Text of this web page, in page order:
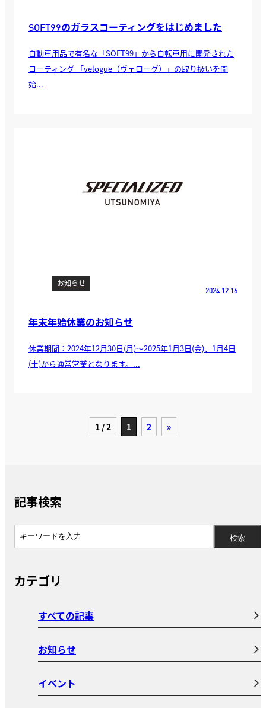
SOFT99のガラスコーティングをはじめました
自動車用品で有名な「SOFT99」から自転車用に開発された
コーティング 「velogue（ヴェローグ）」の取り扱いを開
始...
お知らせ
2024.12.16
年末年始休業のお知らせ
休業期間：2024年12月30日(月)〜2025年1月3日(金)、1月4日
(土)から通常営業となります。...
1 / 2 1 2 »
記事検索
カテゴリ
すべての記事
お知らせ
イベント